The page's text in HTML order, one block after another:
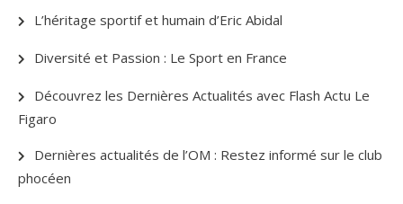
L’héritage sportif et humain d’Eric Abidal
Diversité et Passion : Le Sport en France
Découvrez les Dernières Actualités avec Flash Actu Le
Figaro
Dernières actualités de l’OM : Restez informé sur le club
phocéen